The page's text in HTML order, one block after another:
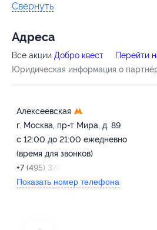
Свернуть
Адресa
Все акции Добро квест
Перейти
Юридическая информация о
Алексеевская
г. Москва, пр-т Мира, д. 89
с 12:00 до 21:00 ежедневно
(время для звонков)
+7 (495) 374-88-72
Показать номер телефона